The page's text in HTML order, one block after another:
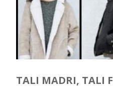
TALI MADRI, TALI